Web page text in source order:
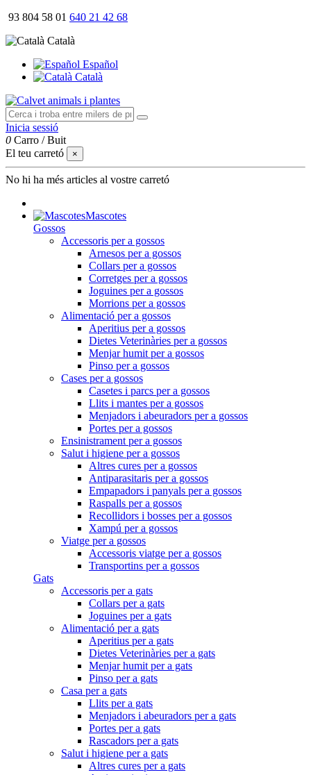
93 804 58 01 640 21 42 68
Català
Español
Català
Inicia sessió
0 Carro /Buit
El teu carretó
×
No hi ha més articles al vostre carretó
Mascotes
Gossos
Accessoris per a gossos
Arnesos per a gossos
Collars per a gossos
Corretges per a gossos
Joguines per a gossos
Morrions per a gossos
Alimentació per a gossos
Aperitius per a gossos
Dietes Veterinàries per a gossos
Menjar humit per a gossos
Pinso per a gossos
Cases per a gossos
Casetes i parcs per a gossos
Llits i mantes per a gossos
Menjadors i abeuradors per a gossos
Portes per a gossos
Ensinistrament per a gossos
Salut i higiene per a gossos
Altres cures per a gossos
Antiparasitaris per a gossos
Empapadors i panyals per a gossos
Raspalls per a gossos
Recollidors i bosses per a gossos
Xampú per a gossos
Viatge per a gossos
Accessoris viatge per a gossos
Transportins per a gossos
Gats
Accessoris per a gats
Collars per a gats
Joguines per a gats
Alimentació per a gats
Aperitius per a gats
Dietes Veterinàries per a gats
Menjar humit per a gats
Pinso per a gats
Casa per a gats
Llits per a gats
Menjadors i abeuradors per a gats
Portes per a gats
Rascadors per a gats
Salut i higiene per a gats
Altres cures per a gats